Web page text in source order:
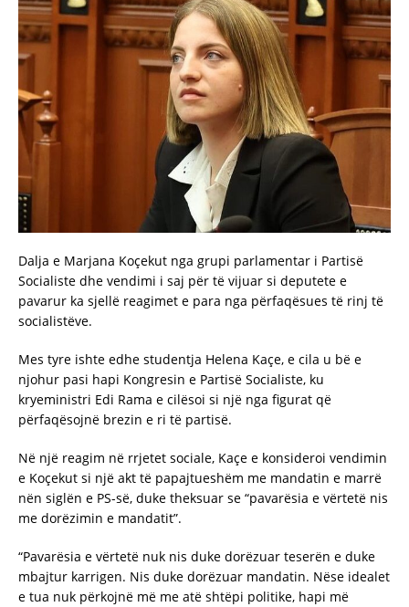
Dalja e Marjana Koçekut nga grupi parlamentar i Partisë
Socialiste dhe vendimi i saj për të vijuar si deputete e
pavarur ka sjellë reagimet e para nga përfaqësues të rinj të
socialistëve.
Mes tyre ishte edhe studentja Helena Kaçe, e cila u bë e
njohur pasi hapi Kongresin e Partisë Socialiste, ku
kryeministri Edi Rama e cilësoi si një nga figurat që
përfaqësojnë brezin e ri të partisë.
Në një reagim në rrjetet sociale, Kaçe e konsideroi vendimin
e Koçekut si një akt të papajtueshëm me mandatin e marrë
nën siglën e PS-së, duke theksuar se “pavarësia e vërtetë nis
me dorëzimin e mandatit”.
“Pavarësia e vërtetë nuk nis duke dorëzuar teserën e duke
mbajtur karrigen. Nis duke dorëzuar mandatin. Nëse idealet
e tua nuk përkojnë më me atë shtëpi politike, hapi më